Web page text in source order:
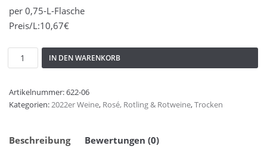
2016er Weine (7)
2015er Weine
2014er Weine (9)
2013er Weine (2)
2011er Weine (3)
Unser Weine (91)
per 0,75-L-Flasche
Preis/L:10,67€
IN DEN WARENKORB
Artikelnummer:622-06
Kategorien:2022er Weine, Rosé, Rotling & Rotweine,Trocken
Beschreibung Bewertungen (0)